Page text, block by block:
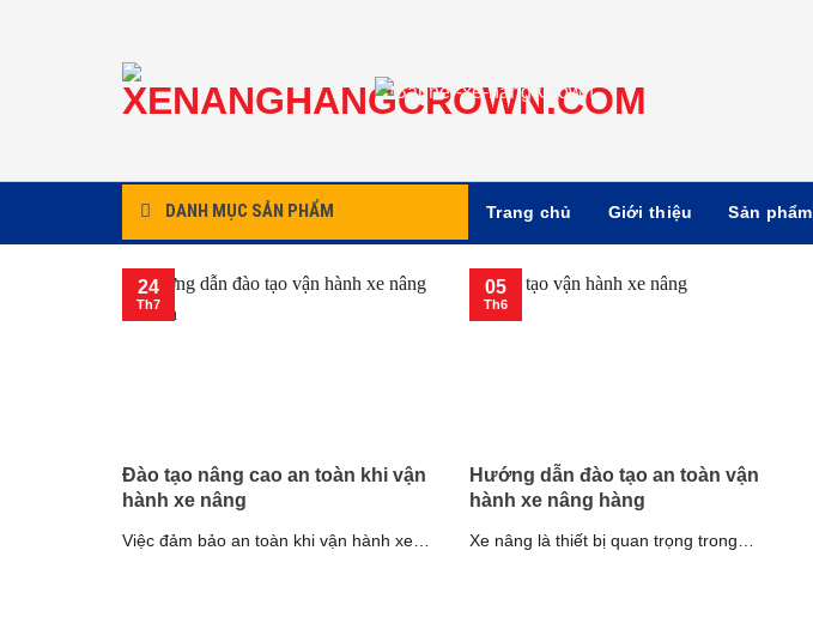
DANH MỤC SẢN PHẨM Trang chủ Giới thiệu Sản phẩm
Đào tạo nâng cao an toàn khi vận
hành xe nâng
Việc đảm bảo an toàn khi vận hành xe
24
Th7
Hướng dẫn đào tạo an toàn vận
hành xe nâng hàng
Xe nâng là thiết bị quan trọng trong
05
Th6